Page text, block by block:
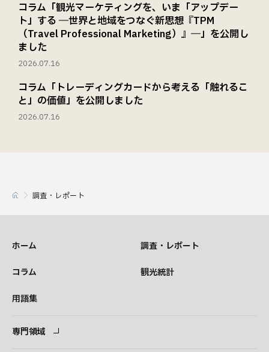
コラム「観光マーケティングを、いま「アップデー
ト」する ―世界と地域をつなぐ新思想『TPM
（Travel Professional Marketing）』―」を公開し
ました
2026.07.16
コラム「トレーディングカードから考える「触れるこ
と」の価値」を公開しました
2026.07.16
調査・レポート
ホーム 調査・レポート
コラム 観光統計
用語集
専門領域